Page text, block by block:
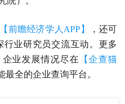
【前瞻经济学人APP】
，还可
行业研究员交流互动。更多
业发展情况尽在
【企查猫
最全的企业查询平台。